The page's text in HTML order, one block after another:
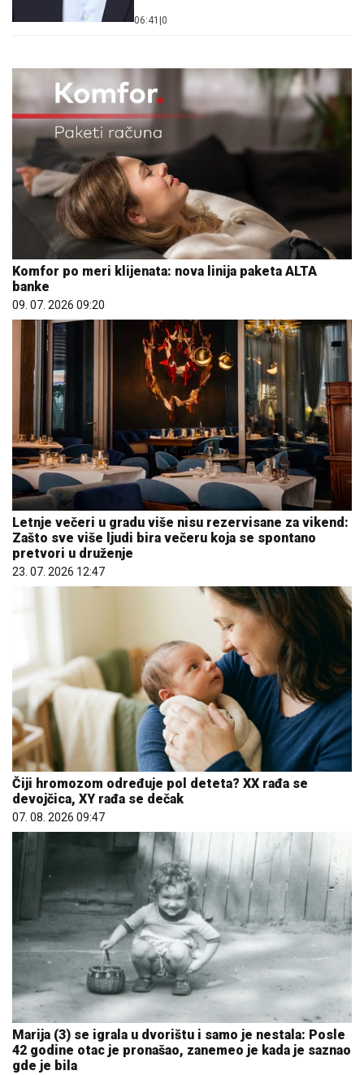
06:41 0
Komfor po meri klijenata: nova linija paketa ALTA
banke
09. 07. 2026 09:20
Letnje večeri u gradu više nisu rezervisane za vikend:
Zašto sve više ljudi bira večeru koja se spontano
pretvori u druženje
23. 07. 2026 12:47
Čiji hromozom određuje pol deteta? XX rađa se
devojčica, XY rađa se dečak
07. 08. 2026 09:47
Marija (3) se igrala u dvorištu i samo je nestala: Posle
42 godine otac je pronašao, zanemeo je kada je saznao
gde je bila